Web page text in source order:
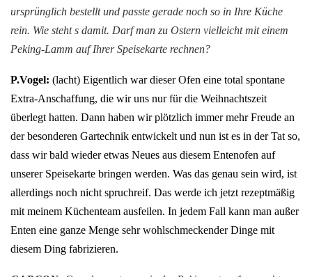
ursprünglich bestellt und passte gerade noch so in Ihre Küche
rein. Wie steht s damit. Darf man zu Ostern vielleicht mit einem
Peking-Lamm auf Ihrer Speisekarte rechnen?
P.Vogel: (lacht) Eigentlich war dieser Ofen eine total spontane
Extra-Anschaffung, die wir uns nur für die Weihnachtszeit
überlegt hatten. Dann haben wir plötzlich immer mehr Freude an
der besonderen Gartechnik entwickelt und nun ist es in der Tat so,
dass wir bald wieder etwas Neues aus diesem Entenofen auf
unserer Speisekarte bringen werden. Was das genau sein wird, ist
allerdings noch nicht spruchreif. Das werde ich jetzt rezeptmäßig
mit meinem Küchenteam ausfeilen. In jedem Fall kann man außer
Enten eine ganze Menge sehr wohlschmeckender Dinge mit
diesem Ding fabrizieren.